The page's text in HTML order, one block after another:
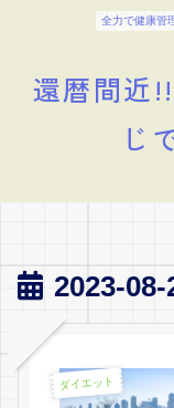
全力で健康管
還暦間近
じ
2023-08-
ダイエット